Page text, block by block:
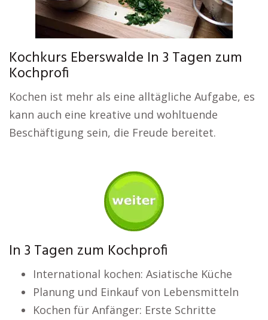
Kochkurs Eberswalde In 3 Tagen zum
Kochprofi
Kochen ist mehr als eine alltägliche Aufgabe, es
kann auch eine kreative und wohltuende
Beschäftigung sein, die Freude bereitet.
In 3 Tagen zum Kochprofi
International kochen: Asiatische Küche
Planung und Einkauf von Lebensmitteln
Kochen für Anfänger: Erste Schritte